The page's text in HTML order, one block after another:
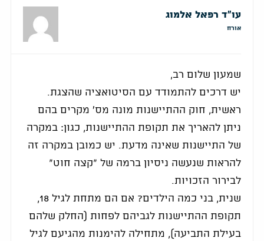
עו"ד רפאל אלמוג
אורח
שמעון שלום רב,
יש דרכים להתמודד עם הסיטואציה שהצגת.
ראשית, חוק ההתיישנות מונה מס' מקרים בהם
ניתן להאריך את תקופת ההתיישנות, כגון: במקרה
של התיישנות שאינה מדעת. יש כמובן במקרה זה
להראות שנעשה ניסיון ברמה של "קצה חוט"
לבירור הזכויות.
שנית, בני כמה הילדים? אם הם מתחת לגיל 18,
תקופת ההתיישנות לגביהם לפחות (החלק שלהם
בעילת התביעה), מתחילה להימנות מהגיעם לגיל